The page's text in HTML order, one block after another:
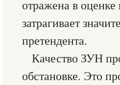
отражена в оценке
затрагивает
претендента.
Качество ЗУН
обстановке. Это